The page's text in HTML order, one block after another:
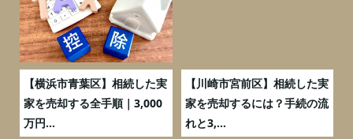
【横浜市青葉区】相続した実
家を売却する全手順｜3,000
万円...
【川崎市宮前区】相続した実
家を売却するには？手続の流
れと3,...